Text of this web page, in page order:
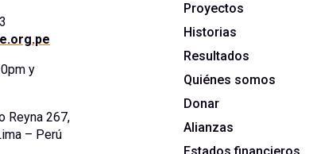
y
Reyna 267,
– Perú
Proyectos
Historias
Resultados
Quiénes somos
Donar
Alianzas